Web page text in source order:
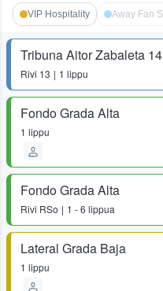
VIP Hospitality Away Fan
Tribuna Aitor Zabaleta 14
Rivi 13 1 lippu
Fondo Grada Alta
1 lippu
Fondo Grada Alta
Rivi RSo 1 - 6 lippua
Lateral Grada Baja
1 lippu